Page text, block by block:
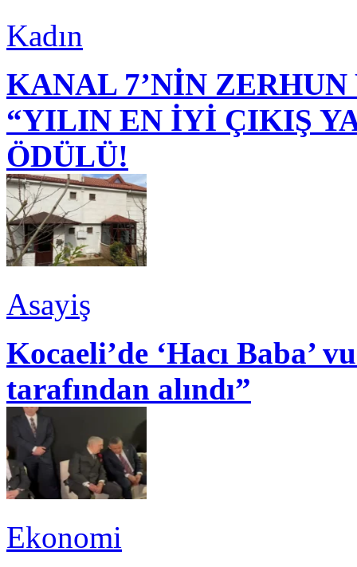
Kadın
KANAL 7’NİN
“YILIN EN İYİ ÇIKIŞ
ÖDÜLÜ!
Asayiş
Kocaeli’de ‘Hacı Baba’
tarafından alındı”
Ekonomi